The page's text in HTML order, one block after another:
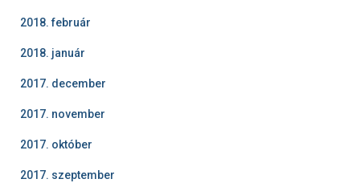
2018. február
2018. január
2017. december
2017. november
2017. október
2017. szeptember